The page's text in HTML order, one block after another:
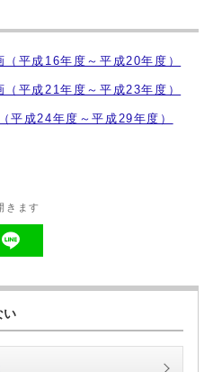
平成16年度～平成20年度）
平成21年度～平成23年度）
平成24年度～平成29年度）
きます
い